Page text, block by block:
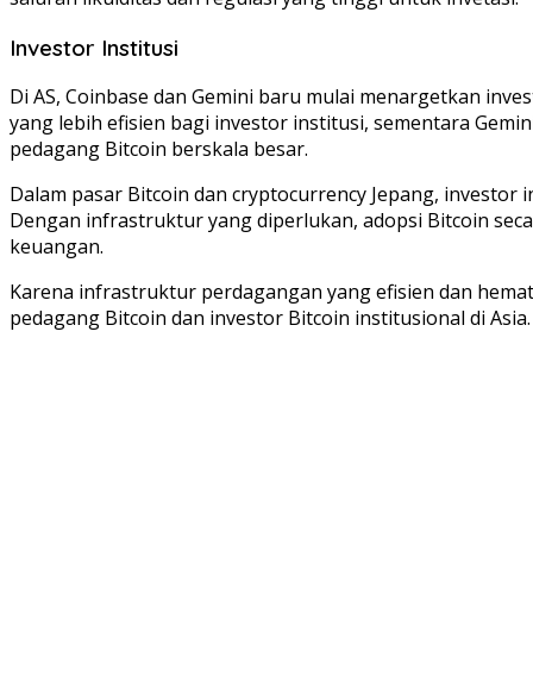
Investor Institusi
Di AS, Coinbase dan Gemini baru mulai menargetkan
yang lebih efisien bagi investor institusi, sementara
pedagang Bitcoin berskala besar.
Dalam pasar Bitcoin dan cryptocurrency Jepang,
Dengan infrastruktur yang diperlukan, adopsi Bitcoin
keuangan.
Karena infrastruktur perdagangan yang efisien dan
pedagang Bitcoin dan investor Bitcoin institusional di Asia.